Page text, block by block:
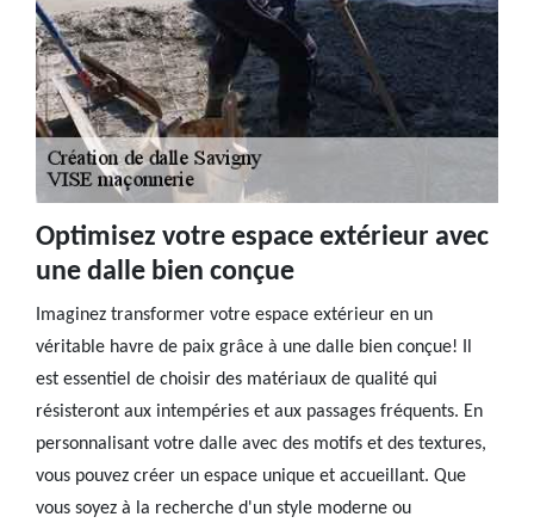
Optimisez votre espace extérieur avec
une dalle bien conçue
Imaginez transformer votre espace extérieur en un
véritable havre de paix grâce à une dalle bien conçue! Il
est essentiel de choisir des matériaux de qualité qui
résisteront aux intempéries et aux passages fréquents. En
personnalisant votre dalle avec des motifs et des textures,
vous pouvez créer un espace unique et accueillant. Que
vous soyez à la recherche d'un style moderne ou